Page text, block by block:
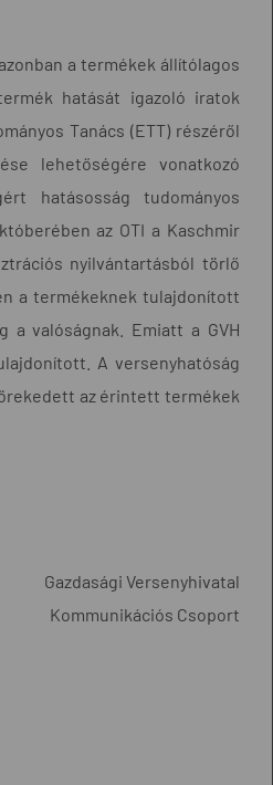
a termékek állítólagos
hatását igazoló iratok
Tanács (ETT) részéről
lehetőségére vonatkozó
hatásosság tudományos
az OTI a Kaschmir
nyilvántartásból törlő
a termékeknek tulajdonított
a valóságnak. Emiatt a GVH
A versenyhatóság
az érintett termékek
Gazdasági Versenyhivatal
Kommunikációs Csoport